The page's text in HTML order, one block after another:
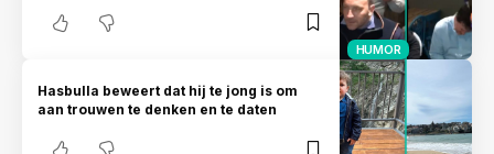
HUMOR
Hasbulla beweert dat hij te jong is om
aan trouwen te denken en te daten